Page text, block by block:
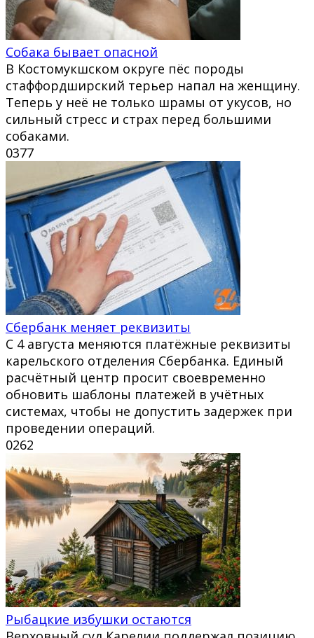
Собака бывает опасной
В Костомукшском округе пёс породы
стаффордширский терьер напал на женщину.
Теперь у неё не только шрамы от укусов, но
сильный стресс и страх перед большими
собаками.
0377
Сбербанк меняет реквизиты
С 4 августа меняются платёжные реквизиты
карельского отделения Сбербанка. Единый
расчётный центр просит своевременно
обновить шаблоны платежей в учётных
системах, чтобы не допустить задержек при
проведении операций.
0262
Рыбацкие избушки остаются